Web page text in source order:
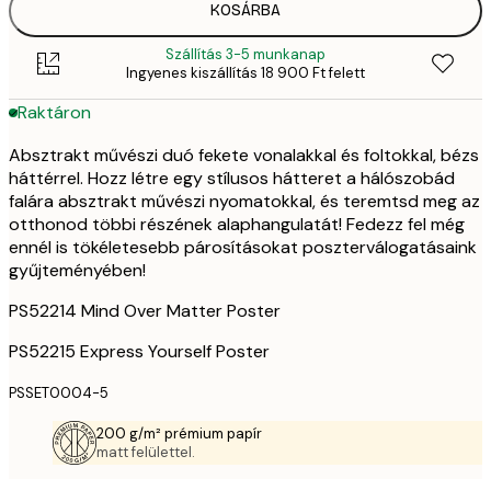
KOSÁRBA
Szállítás 3-5 munkanap
Ingyenes kiszállítás 18 900 Ft felett
Raktáron
Absztrakt művészi duó fekete vonalakkal és foltokkal, bézs
háttérrel. Hozz létre egy stílusos hátteret a hálószobád
falára absztrakt művészi nyomatokkal, és teremtsd meg az
otthonod többi részének alaphangulatát! Fedezz fel még
ennél is tökéletesebb párosításokat poszterválogatásaink
gyűjteményében!
PS52214 Mind Over Matter Poster
PS52215 Express Yourself Poster
PSSET0004-5
200 g/m² prémium papír
matt felülettel.